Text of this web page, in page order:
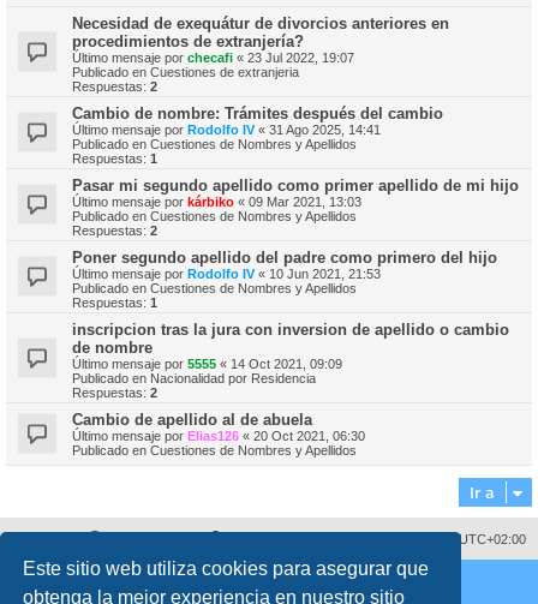
Este sitio web utiliza cookies para asegurar que
obtenga la mejor experiencia en nuestro sitio
Necesidad de exequátur de divorcios anteriores en
procedimientos de extranjería?
Último mensaje por checafi « 23 Jul 2022, 19:07
Publicado en Cuestiones de extranjeria
Respuestas: 2
Cambio de nombre: Trámites después del cambio
Último mensaje por Rodolfo IV« 31 Ago 2025, 14:41
Publicado en Cuestiones de Nombres y Apellidos
Respuestas: 1
Pasar mi segundo apellido como primer apellido de mi hijo
Último mensaje por kárbiko « 09 Mar 2021, 13:03
Publicado en Cuestiones de Nombres y Apellidos
Respuestas: 2
Poner segundo apellido del padre como primero del hijo
Último mensaje por Rodolfo IV« 10 Jun 2021, 21:53
Publicado en Cuestiones de Nombres y Apellidos
Respuestas: 1
inscripcion tras la jura con inversion de apellido o cambio
de nombre
Último mensaje por 5555 « 14 Oct 2021, 09:09
Publicado en Nacionalidad por Residencia
Respuestas: 2
Cambio de apellido al de abuela
Último mensaje por Elias126 « 20 Oct 2021, 06:30
Publicado en Cuestiones de Nombres y Apellidos
Ir a
UTC+02:00
Copyright © 2008 - 2026 www.fororegistrocivil.es Todos los derechos reservados.